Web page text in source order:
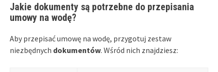
Jakie dokumenty są potrzebne do przepisania
umowy na wodę?
Aby przepisać umowę na wodę, przygotuj zestaw
niezbędnych dokumentów. Wśród nich znajdziesz: